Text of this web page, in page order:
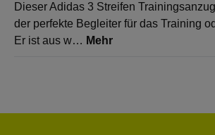
Dieser Adidas 3 Streifen
der perfekte Begleiter für das Training
Er ist aus w… Mehr